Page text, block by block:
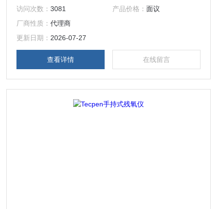
访问次数：3081 产品价格： 面议
厂商性质：代理商
更新日期： 2026-07-27
查看详情 在线留言